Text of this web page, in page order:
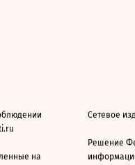
на
Сетевое
Решение